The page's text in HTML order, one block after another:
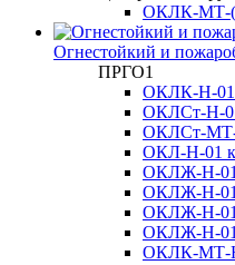
ОКЛК-МТ-
Огнестойкий и
ПРГО1
ОКЛК-Н-01
ОКЛСт-Н-
ОКЛСт-МТ-
ОКЛ-Н-01
ОКЛЖ-Н-01
ОКЛЖ-Н-01
ОКЛЖ-Н-01
ОКЛЖ-Н-01
ОКЛК-МТ-Н